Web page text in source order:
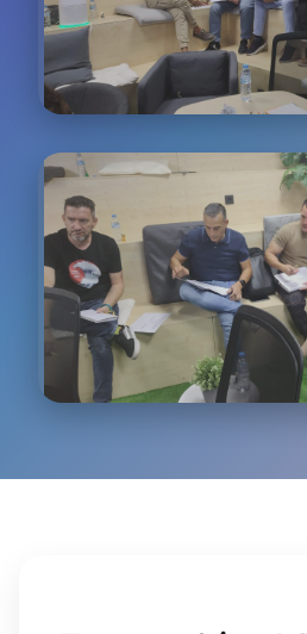
Comunicación Efectiva
Desarrollo de habilidades
comunicación y escucha activa
Role Playing